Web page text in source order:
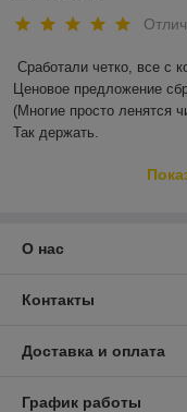
Сработали четко, все с
Ценовое предложение
(Многие просто ленятся
Так держать.
О нас
Контакты
Доставка и оплата
График работы